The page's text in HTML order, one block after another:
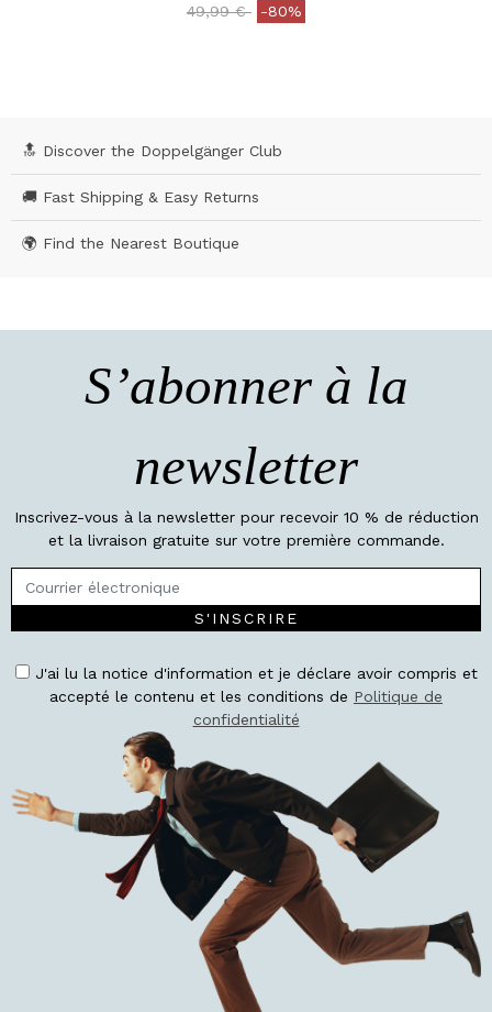
Price reduced from
49,99 €to-80%
🔝 Discover the Doppelgänger Club
🚚 Fast Shipping & Easy Returns
🌍 Find the Nearest Boutique
S’abonner à la
newsletter
Inscrivez-vous à la newsletter pour recevoir 10 % de réduction
et la livraison gratuite sur votre première commande.
S'INSCRIRE
J'ai lu la notice d'information et je déclare avoir compris et
accepté le contenu et les conditions de Politique de
confidentialité